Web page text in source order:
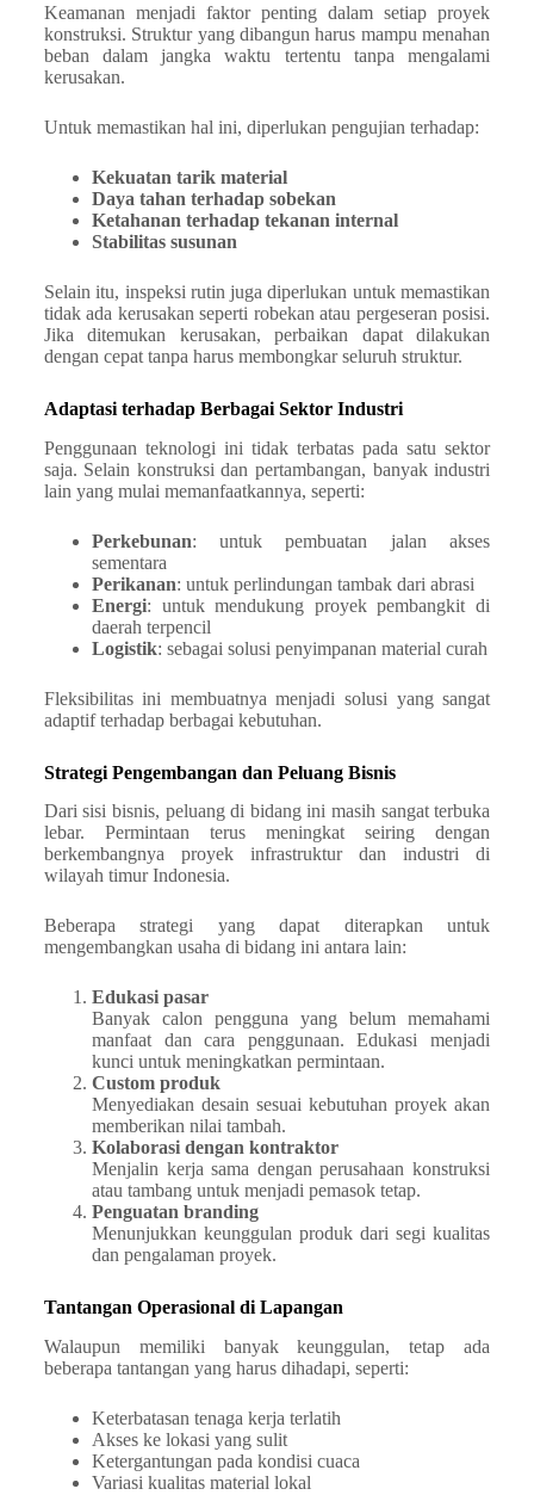
Keamanan menjadi faktor penting dalam setiap proyek
konstruksi. Struktur yang dibangun harus mampu menahan
beban dalam jangka waktu tertentu tanpa mengalami
kerusakan.
Untuk memastikan hal ini, diperlukan pengujian terhadap:
Kekuatan tarik material
Daya tahan terhadap sobekan
Ketahanan terhadap tekanan internal
Stabilitas susunan
Selain itu, inspeksi rutin juga diperlukan untuk memastikan
tidak ada kerusakan seperti robekan atau pergeseran posisi.
Jika ditemukan kerusakan, perbaikan dapat dilakukan
dengan cepat tanpa harus membongkar seluruh struktur.
Adaptasi terhadap Berbagai Sektor Industri
Penggunaan teknologi ini tidak terbatas pada satu sektor
saja. Selain konstruksi dan pertambangan, banyak industri
lain yang mulai memanfaatkannya, seperti:
Perkebunan: untuk pembuatan jalan akses
sementara
Perikanan: untuk perlindungan tambak dari abrasi
Energi: untuk mendukung proyek pembangkit di
daerah terpencil
Logistik: sebagai solusi penyimpanan material curah
Fleksibilitas ini membuatnya menjadi solusi yang sangat
adaptif terhadap berbagai kebutuhan.
Strategi Pengembangan dan Peluang Bisnis
Dari sisi bisnis, peluang di bidang ini masih sangat terbuka
lebar. Permintaan terus meningkat seiring dengan
berkembangnya proyek infrastruktur dan industri di
wilayah timur Indonesia.
Beberapa strategi yang dapat diterapkan untuk
mengembangkan usaha di bidang ini antara lain:
Edukasi pasar
Banyak calon pengguna yang belum memahami
manfaat dan cara penggunaan. Edukasi menjadi
kunci untuk meningkatkan permintaan.
Custom produk
Menyediakan desain sesuai kebutuhan proyek akan
memberikan nilai tambah.
Kolaborasi dengan kontraktor
Menjalin kerja sama dengan perusahaan konstruksi
atau tambang untuk menjadi pemasok tetap.
Penguatan branding
Menunjukkan keunggulan produk dari segi kualitas
dan pengalaman proyek.
Tantangan Operasional di Lapangan
Walaupun memiliki banyak keunggulan, tetap ada
beberapa tantangan yang harus dihadapi, seperti:
Keterbatasan tenaga kerja terlatih
Akses ke lokasi yang sulit
Ketergantungan pada kondisi cuaca
Variasi kualitas material lokal